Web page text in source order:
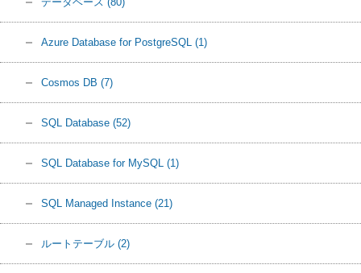
Azure Database for PostgreSQL (1)
Cosmos DB (7)
SQL Database (52)
SQL Database for MySQL (1)
SQL Managed Instance (21)
ルートテーブル (2)